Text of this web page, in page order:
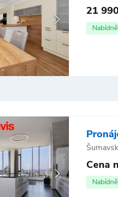
21
Cena